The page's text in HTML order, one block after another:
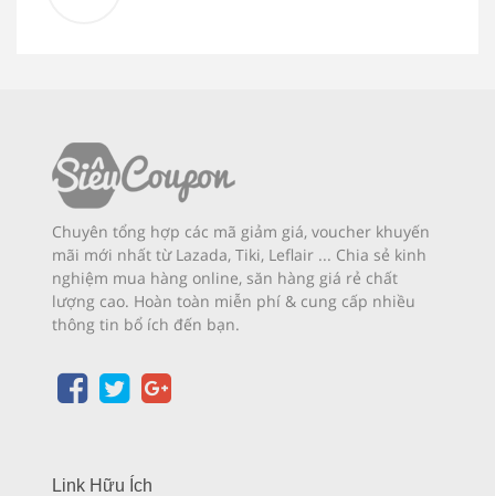
Chuyên tổng hợp các mã giảm giá, voucher khuyến
mãi mới nhất từ Lazada, Tiki, Leflair ... Chia sẻ kinh
nghiệm mua hàng online, săn hàng giá rẻ chất
lượng cao. Hoàn toàn miễn phí & cung cấp nhiều
thông tin bổ ích đến bạn.
Link Hữu Ích